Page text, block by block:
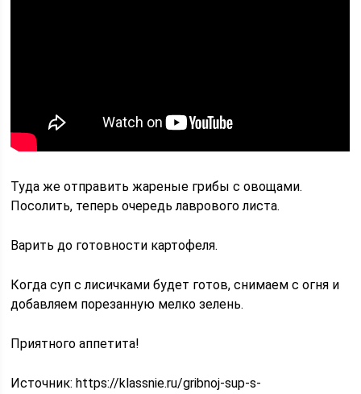
Туда же отправить жареные грибы с овощами.
Посолить, теперь очередь лаврового листа.
Варить до готовности картофеля.
Когда суп с лисичками будет готов, снимаем с огня и
добавляем порезанную мелко зелень.
Приятного аппетита!
Источник:https://klassnie.ru/gribnoj-sup-s-